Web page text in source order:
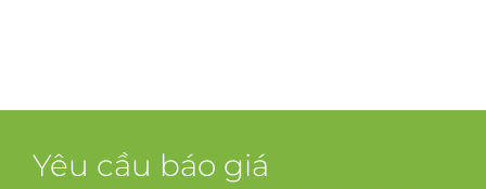
Yêu cầu báo giá